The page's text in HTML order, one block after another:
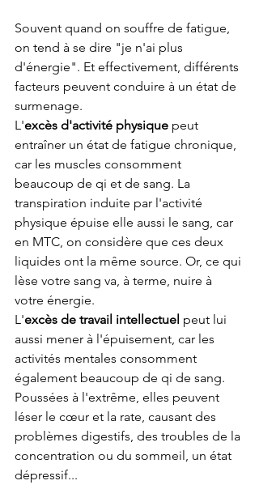
Souvent quand on souffre de fatigue,
on tend à se dire "je n'ai plus
d'énergie". Et effectivement, différents
facteurs peuvent conduire à un état de
surmenage.
L'excès d'activité physique peut
entraîner un état de fatigue chronique,
car les muscles consomment
beaucoup de qi et de sang. La
transpiration induite par l'activité
physique épuise elle aussi le sang, car
en MTC, on considère que ces deux
liquides ont la même source. Or, ce qui
lèse votre sang va, à terme, nuire à
votre énergie.
L'excès de travail intellectuel peut lui
aussi mener à l'épuisement, car les
activités mentales consomment
également beaucoup de qi de sang.
Poussées à l'extrême, elles peuvent
léser le cœur et la rate, causant des
problèmes digestifs, des troubles de la
concentration ou du sommeil, un état
dépressif...